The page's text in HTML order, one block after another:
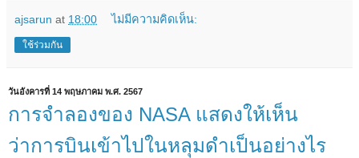
ajsarun at 18:00 ไม่มีความคิดเห็น:
ใช้ร่วมกัน
วันอังคารที่ 14 พฤษภาคม พ.ศ. 2567
การจำลองของ NASA แสดงให้เห็น
ว่าการบินเข้าไปในหลุมดำเป็นอย่างไร